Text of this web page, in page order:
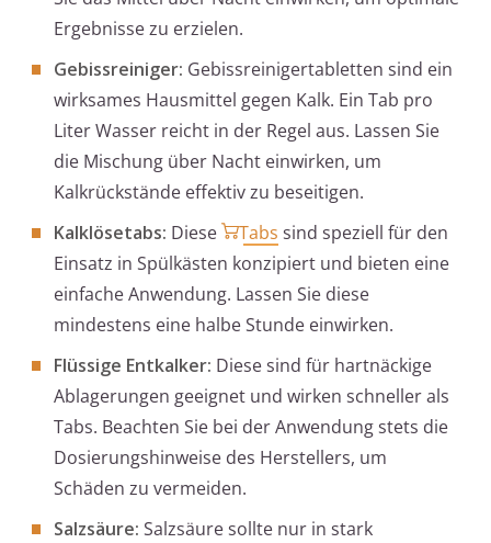
Ergebnisse zu erzielen.
Gebissreiniger: Gebissreinigertabletten sind ein
wirksames Hausmittel gegen Kalk. Ein Tab pro
Liter Wasser reicht in der Regel aus. Lassen Sie
die Mischung über Nacht einwirken, um
Kalkrückstände effektiv zu beseitigen.
Kalklösetabs: Diese Tabs sind speziell für den
Einsatz in Spülkästen konzipiert und bieten eine
einfache Anwendung. Lassen Sie diese
mindestens eine halbe Stunde einwirken.
Flüssige Entkalker: Diese sind für hartnäckige
Ablagerungen geeignet und wirken schneller als
Tabs. Beachten Sie bei der Anwendung stets die
Dosierungshinweise des Herstellers, um
Schäden zu vermeiden.
Salzsäure: Salzsäure sollte nur in stark